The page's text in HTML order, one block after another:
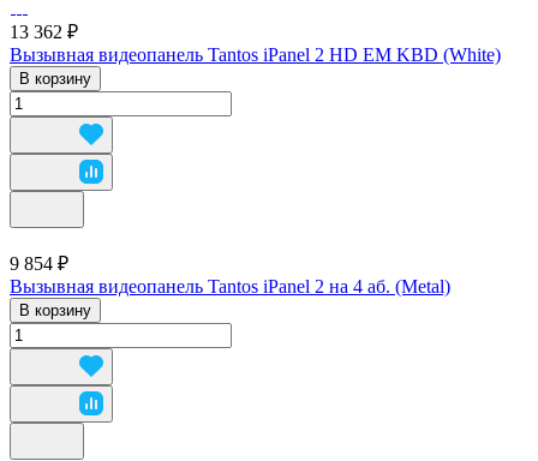
13 362 ₽
Вызывная видеопанель Tantos iPanel 2 HD EM KBD (White)
В корзину
9 854 ₽
Вызывная видеопанель Tantos iPanel 2 на 4 аб. (Metal)
В корзину